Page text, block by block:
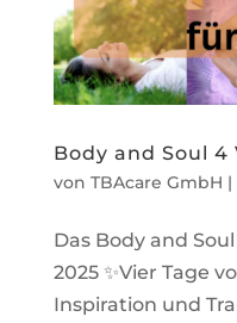
Body and Soul
von TBAcare GmbH |
Das Body and
2025 ✨Vier Tage
Inspiration und